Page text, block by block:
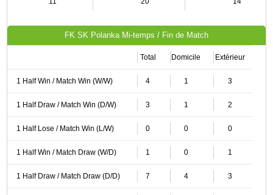
FK SK Polanka Mi-temps / Fin de Match
Total Domicile Extérieur
1 Half Win / Match Win (W/W) 4 1 3
1 Half Draw / Match Win (D/W) 3 1 2
1 Half Lose / Match Win (L/W) 0 0 0
1 Half Win / Match Draw (W/D) 1 0 1
1 Half Draw / Match Draw (D/D) 7 4 3